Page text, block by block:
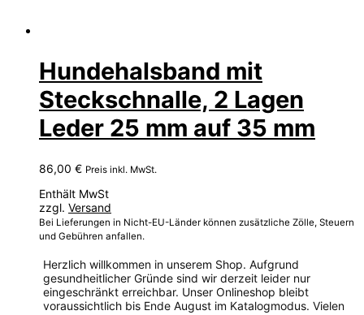
Hundehalsband mit
Steckschnalle, 2 Lagen
Leder 25 mm auf 35 mm
86,00 € Preis inkl. MwSt.
Enthält MwSt
zzgl. Versand
Bei Lieferungen in Nicht-EU-Länder können zusätzliche Zölle, Steuern
und Gebühren anfallen.
Herzlich willkommen in unserem Shop. Aufgrund
gesundheitlicher Gründe sind wir derzeit leider nur
eingeschränkt erreichbar. Unser Onlineshop bleibt
voraussichtlich bis Ende August im Katalogmodus. Vielen